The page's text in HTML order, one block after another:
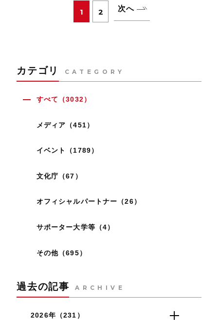
1 2 次へ
カテゴリ CATEGORY
すべて（3032）
メディア（451）
イベント（1789）
文化庁（67）
オフィシャルパートナー（26）
サポーター大学等（4）
その他（695）
過去の記事 ARCHIVE
2026年（231）